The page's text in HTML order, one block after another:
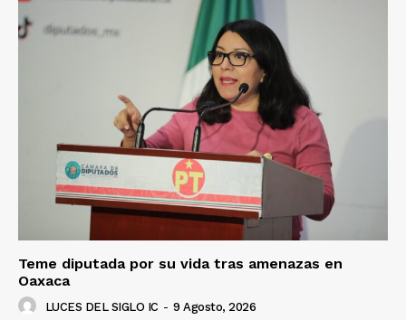
Teme diputada por su vida tras amenazas en
Oaxaca
LUCES DEL SIGLO IC - 9 Agosto, 2026